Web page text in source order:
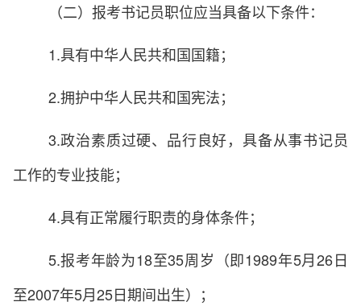
（二）报考书记员职位应当具备以下条件：
1.具有中华人民共和国国籍；
2.拥护中华人民共和国宪法；
3.政治素质过硬、品行良好，具备从事书记员
工作的专业技能；
4.具有正常履行职责的身体条件；
5.报考年龄为18至35周岁（即1989年5月26日
至2007年5月25日期间出生）；